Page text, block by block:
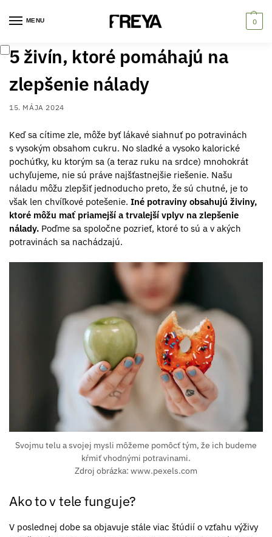
MENU 0
5 živín, ktoré pomáhajú na
zlepšenie nálady
15. MÁJA 2024
Keď sa cítime zle, môže byť lákavé siahnuť po potravinách
s vysokým obsahom cukru. No sladké a vysoko kalorické
pochúťky, ku ktorým sa (a teraz ruku na srdce) mnohokrát
uchyľujeme, nie sú práve najšťastnejšie riešenie. Našu
náladu môžu zlepšiť jednoducho preto, že sú chutné, je to
však len chvíľkové potešenie. Iné potraviny obsahujú živiny,
ktoré môžu mať priamejší a trvalejší vplyv na zlepšenie
nálady. Poďme sa spoločne pozrieť, ktoré to sú a v akých
potravinách sa nachádzajú.
Svojmu telu a svojej mysli môžeme pomôcť tým, že ich budeme
kŕmiť vhodnými potravinami.
Zdroj obrázka: www.pexels.com
Ako to v tele funguje?
V poslednej dobe sa objavuje stále viac štúdií o vzťahu výživy